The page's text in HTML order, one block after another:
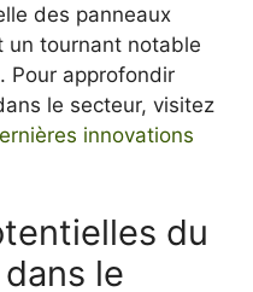
des panneaux
un tournant notable
Pour approfondir
le secteur, visitez
innovations
du
le